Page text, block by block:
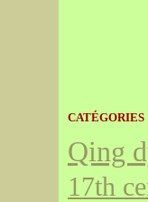
CATÉGORIES
Qing
17th